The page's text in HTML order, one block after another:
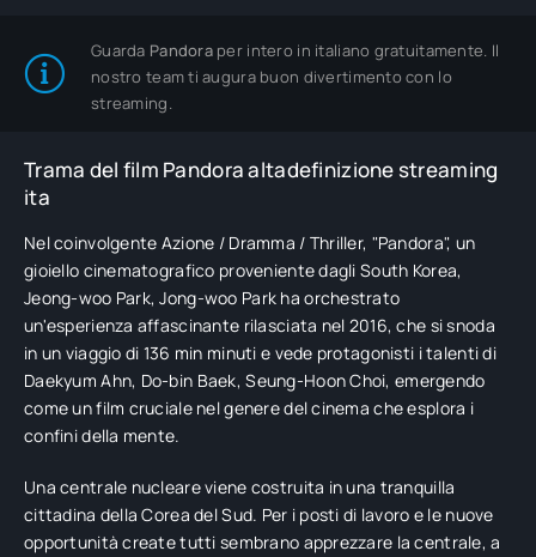
Guarda Pandoraper intero in italiano gratuitamente. Il
nostro team ti augura buon divertimento con lo
streaming.
Trama del film Pandora altadefinizione streaming
ita
Nel coinvolgente Azione / Dramma / Thriller, "Pandora", un
gioiello cinematografico proveniente dagli South Korea,
Jeong-woo Park, Jong-woo Park ha orchestrato
un'esperienza affascinante rilasciata nel 2016, che si snoda
in un viaggio di 136 min minuti e vede protagonisti i talenti di
Daekyum Ahn, Do-bin Baek, Seung-Hoon Choi, emergendo
come un film cruciale nel genere del cinema che esplora i
confini della mente.
Una centrale nucleare viene costruita in una tranquilla
cittadina della Corea del Sud. Per i posti di lavoro e le nuove
opportunità create tutti sembrano apprezzare la centrale, a